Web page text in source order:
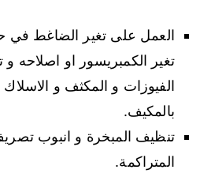
العمل على تغير الضاغط في
تغير الكمبريسور او اصلاحه و
الفيوزات و المكثف و الاسلاك
بالمكيف.
تنظيف المبخرة و انبوب
المتراكمة.